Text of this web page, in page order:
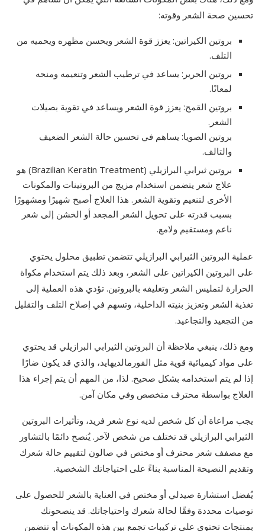
تحسين صحة الشعر وقوته:
بروتين الكيراتين: يعزز قوة الشعر ويحسن مظهره ويحميه من
التلف.
بروتين الحرير: يساعد في ترطيب الشعر وتنعيمه ومنحه
لمعانًا.
بروتين القمح: يعزز قوة الشعر ويساعد في تقوية بصيلات
الشعر.
بروتين الصويا: يساهم في تحسين حالة الشعر الضعيف
والتالف.
بروتين ثيرابي البرازيلي (Brazilian Keratin Treatment) هو
علاج شعر يتضمن استخدام مزيج من البروتينات والمكونات
الأخرى لتنعيم وتقوية الشعر. هذا العلاج أصبح شهيرًا ومشهورًا
بسبب قدرته على تحويل الشعر المجعد أو الخشن إلى شعر
ناعم ومستقيم ولامع.
عملية البروتين الثيرابي البرازيلي تتضمن تطبيق محلول يحتوي
على البروتين الكيراتين على الشعر، وبعد ذلك يتم استخدام مكواة
الحرارة لتمليس الشعر وتغليفه بالبروتين. تؤدي هذه العملية إلى
تغذية الشعر وتعزيز بنيته الداخلية، وتسهم في إصلاح التلف والتقليل
من التجعيد والتجاعيد.
ومع ذلك، ينبغي ملاحظة أن البروتين الثيرابي البرازيلي قد يحتوي
على مواد كيميائية قوية مثل الفورمالديهايد، والذي قد يكون ضارًا
إذا لم يتم استخدامه بشكل صحيح. لذا، من المهم أن يتم إجراء هذا
العلاج بواسطة محترف متخصص وفي مكان آمن.
يجب مراعاة أن كل شخص لديه نوع شعر فريد، وتأثيرات البروتين
الثيرابي البرازيلي قد تختلف من شخص لآخر. يُنصح دائمًا بالتشاور
مع مصفف شعر محترف أو مختص في صالون لتقييم حالة شعرك
وتقديم النصيحة المناسبة بناءً على احتياجاتك الشخصية.
يُفضل استشارة صيدلي أو مختص في العناية بالشعر للحصول على
توصيات محددة وفقًا لحالة شعرك واحتياجاتك. قد ينصحونك
بمنتجات تحتوي على تركيبات تجمع بين هذه المكونات أو تتضمن